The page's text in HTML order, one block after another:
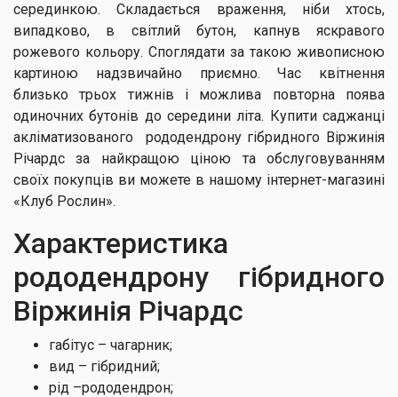
серединкою. Складається враження, ніби хтось,
випадково, в світлий бутон, капнув яскравого
рожевого кольору. Споглядати за такою живописною
картиною надзвичайно приємно. Час квітнення
близько трьох тижнів і можлива повторна поява
одиночних бутонів до середини літа. Купити саджанці
акліматизованого рододендрону гібридного Віржинія
Річардс за найкращою ціною та обслуговуванням
своїх покупців ви можете в нашому інтернет-магазині
«Клуб Рослин».
Характеристика
рододендрону гібридного
Віржинія Річардс
габітус – чагарник;
вид – гібридний;
рід –рододендрон;